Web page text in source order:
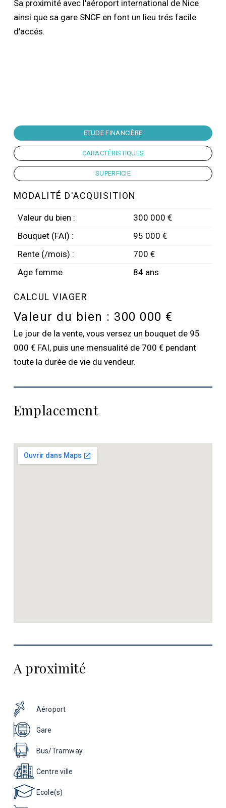
Sa proximité avec l'aéroport international de Nice
ainsi que sa gare SNCF en font un lieu trés facile
d'accés.
ETUDE FINANCIÈRE
CARACTÉRISTIQUES
SUPERFICIE
MODALITÉ D'ACQUISITION
Valeur du bien :
300 000 €
Bouquet (FAI) :
95 000 €
Rente (/mois) :
700 €
Age femme
84 ans
CALCUL VIAGER
Valeur du bien : 300 000 €
Le jour de la vente, vous versez un bouquet de 95
000 € FAI, puis une mensualité de 700 € pendant
toute la durée de vie du vendeur.
Emplacement
A proximité
Aéroport
Gare
Bus/Tramway
Centre ville
Ecole(s)